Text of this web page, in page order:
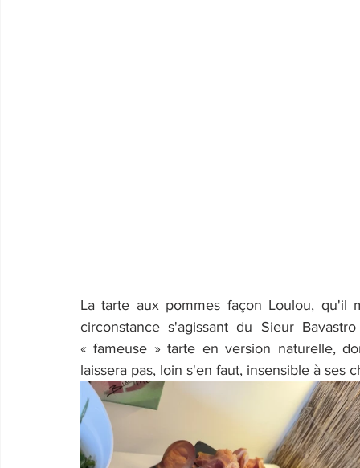
La tarte aux pommes façon Loulou, qu'il
circonstance s'agissant du Sieur
« fameuse » tarte en version naturelle,
laissera pas, loin s'en faut, insensible à ses